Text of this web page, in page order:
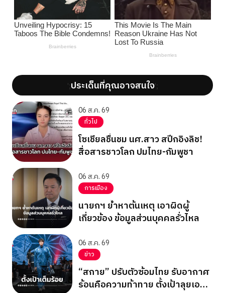
';ประเด็นที่คุณอาจสนใจ';
06 ส.ค. 69
ทั่วไป
โซเชียลชื่นชม นศ.สาว สปีกอิงลิช!
สื่อสารชาวโลก ปมไทย-กัมพูชา
06 ส.ค. 69
การเมือง
นายกฯ ย้ำหาต้นเหตุ เอาผิดผู้
เกี่ยวข้อง ข้อมูลส่วนบุคคลรั่วไหล
06 ส.ค. 69
ข่าว
“สกาย” ปรับตัวซ้อมไทย รับอากาศ
ร้อนคือความท้าทาย ตั้งเป้าลุยเอ